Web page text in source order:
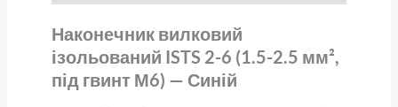
Наконечник вилковий
ізольований ISTS 2-6 (1.5-2.5 мм²,
під гвинт М6) — Синій